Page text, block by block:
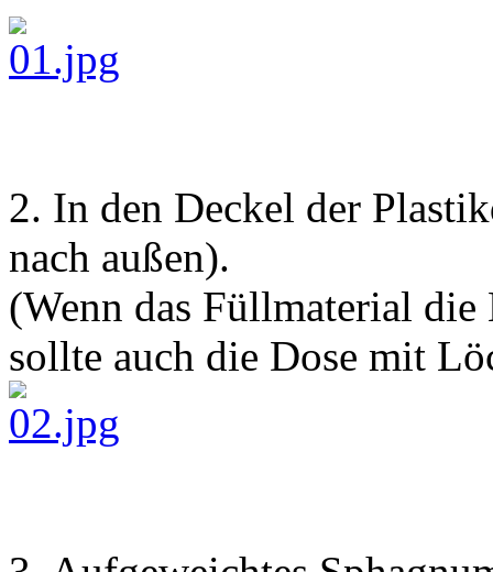
2. In den Deckel der
nach außen).
(Wenn das Füllmaterial
sollte auch die Dose mit